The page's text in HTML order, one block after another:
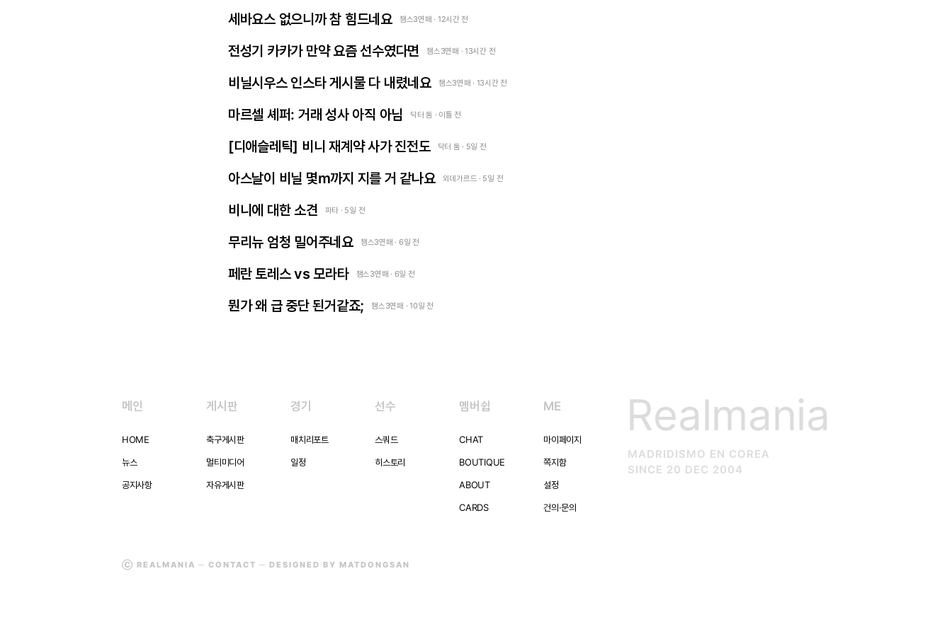
세바요스 없으니까 참 힘드네요 챔스3연패 · 12시간 전
전성기 카카가 만약 요즘 선수였다면 챔스3연패 · 13시간 전
비닐시우스 인스타 게시물 다 내렸네요 챔스3연패 · 13시간 전
마르셀 셰퍼: 거래 성사 아직 아님 닥터 둠 · 이틀 전
[디애슬레틱] 비니 재계약 사가 진전도 닥터 둠 · 5일 전
아스날이 비닐 몇m까지 지를 거 같나요 외데가르드 · 5일 전
비니에 대한 소견 파타 · 5일 전
무리뉴 엄청 밀어주네요 챔스3연패 · 6일 전
페란 토레스 vs 모라타 챔스3연패 · 6일 전
뭔가 왜 급 중단 된거같죠; 챔스3연패 · 10일 전
메인
HOME
뉴스
공지사항
게시판
축구게시판
멀티미디어
자유게시판
경기
매치리포트
일정
선수
스쿼드
히스토리
멤버쉽
CHAT
BOUTIQUE
ABOUT
CARDS
ME
마이페이지
쪽지함
설정
건의·문의
Realmania
MADRIDISMO EN COREA
SINCE 20 DEC 2004
Ⓒ REALMANIA ─ CONTACT ─ DESIGNED BY MATDONGSAN